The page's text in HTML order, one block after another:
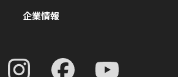
企業情報